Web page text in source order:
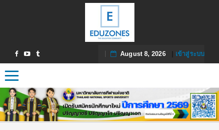
August 8, 2026| เข้าสู่ระบบ
Toggle navigation